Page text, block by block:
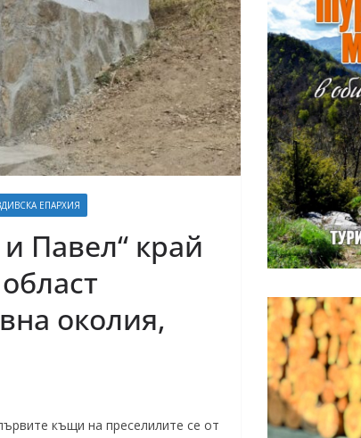
ЕПАРХИЯ
Павел“ край
околия,
къщи на преселилите се от